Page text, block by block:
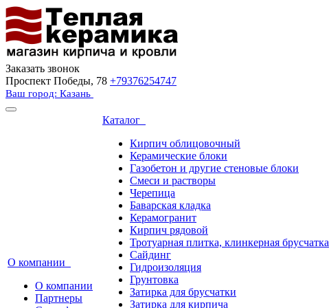
Заказать звонок
Проспект Победы, 78 +79376254747
Ваш город: Казань
О компании
О компании
Партнеры
Каталог
Кирпич облицовочный
Керамические блоки
Газобетон и другие стеновые блоки
Смеси и растворы
Черепица
Баварская кладка
Керамогранит
Кирпич рядовой
Тротуарная плитка, клинкерная брусчатка
Сайдинг
Гидроизоляция
Грунтовка
Затирка для брусчатки
Затирка для кирпича